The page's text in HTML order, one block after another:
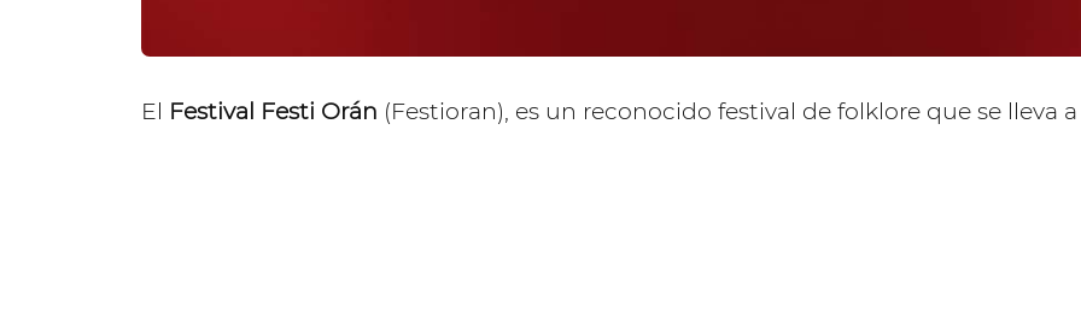
El Festival Festi Orán (Festioran), es un reconocido festival de folklore que se lleva